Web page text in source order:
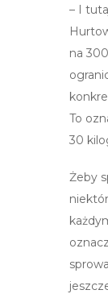
– I
na
To
30
Żeby